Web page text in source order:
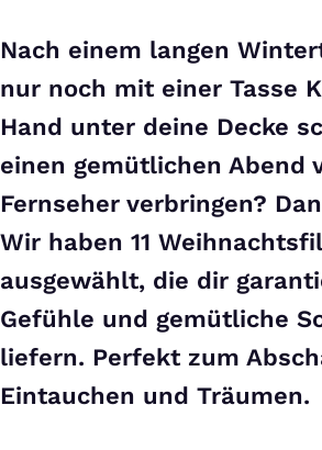
Nach einem langen
nur noch mit einer Tasse
Hand unter deine Decke
einen gemütlichen Abend
Fernseher verbringen?
Wir haben 11
ausgewählt, die dir
Gefühle und gemütliche
liefern. Perfekt zum
Eintauchen und Träumen.